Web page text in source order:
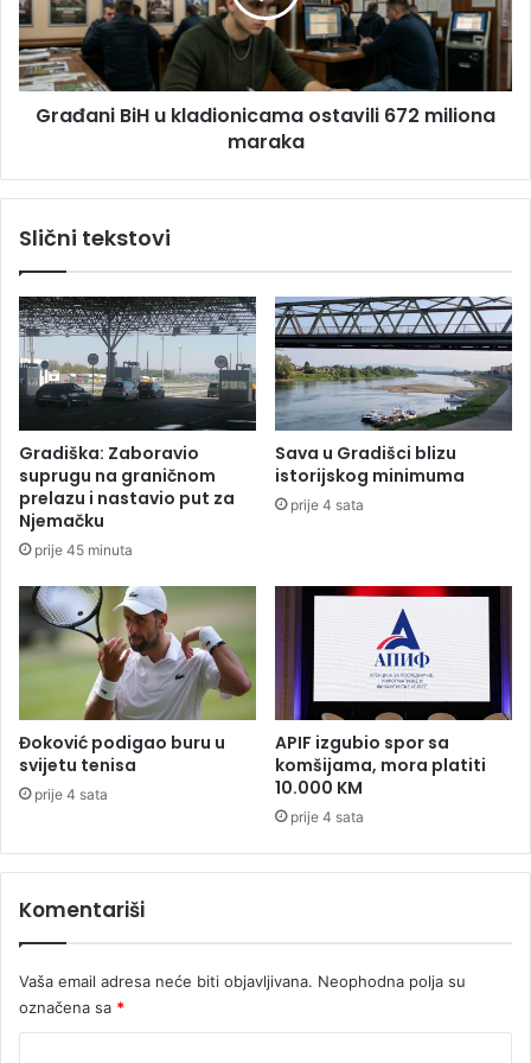
a
s
i
o
r
c
a
u
d
a
a
t
r
a
m
v
a
a
u
g
r
a
d
n
i
B
i
d
n
i
c
a
o
s
t
a
i
l
i
6
2
m
i
l
m
a
k
a
Građani BiH u kladionicama ostavili 672 miliona
maraka
Slični tekstovi
Gradiška: Zaboravio
suprugu na graničnom
prelazu i nastavio put za
Njemačku
prije 45 minuta
Sava u Gradišci blizu
istorijskog minimuma
prije 4 sata
Đoković podigao buru u
svijetu tenisa
prije 4 sata
APIF izgubio spor sa
komšijama, mora platiti
10.000 KM
prije 4 sata
Komentariši
Vaša email adresa neće biti objavljivana. Neophodna polja su
označena sa *